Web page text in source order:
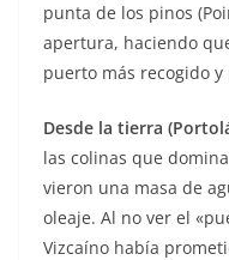
punta de los pinos
apertura, haciendo
puerto más recogido
Desde la tierra
las colinas que
vieron una masa de
oleaje. Al no ver el
Vizcaíno había